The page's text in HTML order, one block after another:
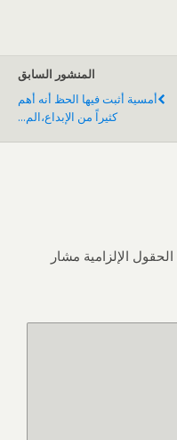
المنشور السابق
أمسية أثبت فيها الحظ أنه أهم
كثيراً من الإبداع،الم...
الحقول الإلزامية مشار